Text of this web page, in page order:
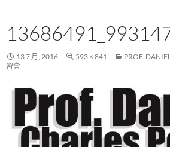
13 7 月, 2016 593 × 841
PROF.
習會